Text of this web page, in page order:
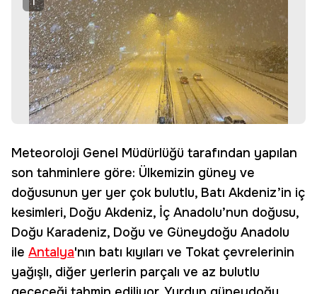
Meteoroloji Genel Müdürlüğü tarafından yapılan
son tahminlere göre: Ülkemizin güney ve
doğusunun yer yer çok bulutlu, Batı Akdeniz’in iç
kesimleri, Doğu Akdeniz, İç Anadolu’nun doğusu,
Doğu Karadeniz, Doğu ve Güneydoğu Anadolu
ile Antalya'nın batı kıyıları ve Tokat çevrelerinin
yağışlı, diğer yerlerin parçalı ve az bulutlu